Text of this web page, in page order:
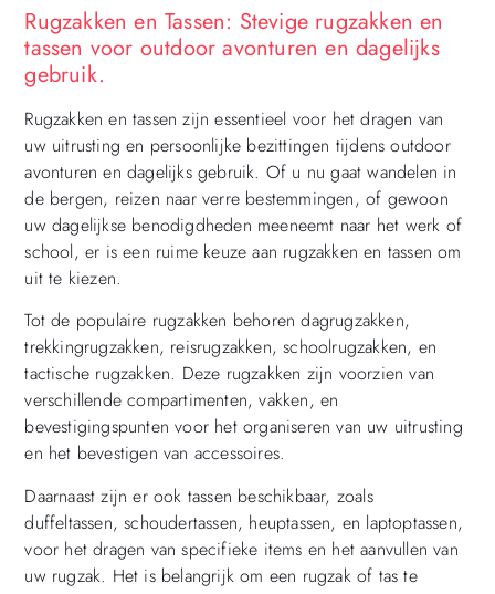
Rugzakken en Tassen: Stevige rugzakken en
tassen voor outdoor avonturen en dagelijks
gebruik.
Rugzakken en tassen zijn essentieel voor het dragen van
uw uitrusting en persoonlijke bezittingen tijdens outdoor
avonturen en dagelijks gebruik. Of u nu gaat wandelen in
de bergen, reizen naar verre bestemmingen, of gewoon
uw dagelijkse benodigdheden meeneemt naar het werk of
school, er is een ruime keuze aan rugzakken en tassen om
uit te kiezen.
Tot de populaire rugzakken behoren dagrugzakken,
trekkingrugzakken, reisrugzakken, schoolrugzakken, en
tactische rugzakken. Deze rugzakken zijn voorzien van
verschillende compartimenten, vakken, en
bevestigingspunten voor het organiseren van uw uitrusting
en het bevestigen van accessoires.
Daarnaast zijn er ook tassen beschikbaar, zoals
duffeltassen, schoudertassen, heuptassen, en laptoptassen,
voor het dragen van specifieke items en het aanvullen van
uw rugzak. Het is belangrijk om een rugzak of tas te